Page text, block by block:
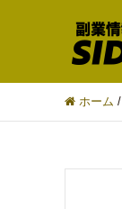
ホーム /